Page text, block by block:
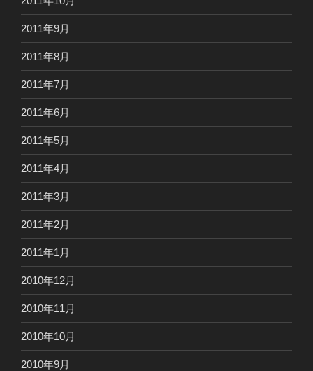
2011年9月
2011年8月
2011年7月
2011年6月
2011年5月
2011年4月
2011年3月
2011年2月
2011年1月
2010年12月
2010年11月
2010年10月
2010年9月